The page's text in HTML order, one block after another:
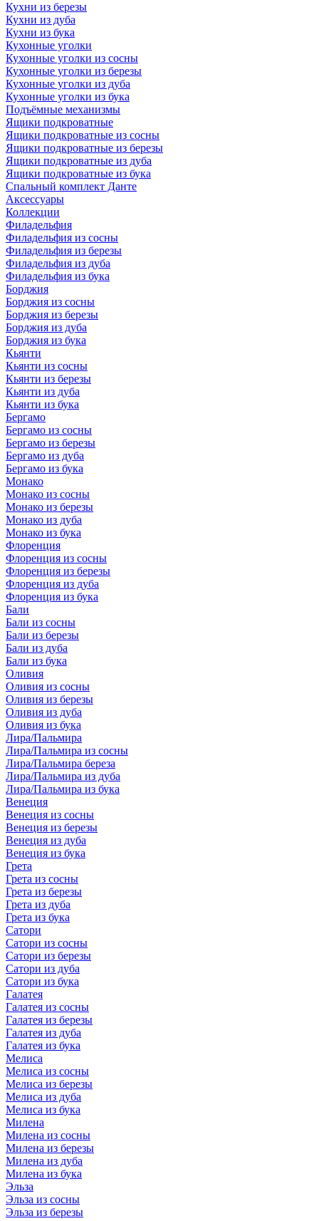
Кухни из березы
Кухни из дуба
Кухни из бука
Кухонные уголки
Кухонные уголки из сосны
Кухонные уголки из березы
Кухонные уголки из дуба
Кухонные уголки из бука
Подъёмные механизмы
Ящики подкроватные
Ящики подкроватные из сосны
Ящики подкроватные из березы
Ящики подкроватные из дуба
Ящики подкроватные из бука
Спальный комплект Данте
Аксессуары
Коллекции
Филадельфия
Филадельфия из сосны
Филадельфия из березы
Филадельфия из дуба
Филадельфия из бука
Борджия
Борджия из сосны
Борджия из березы
Борджия из дуба
Борджия из бука
Кьянти
Кьянти из сосны
Кьянти из березы
Кьянти из дуба
Кьянти из бука
Бергамо
Бергамо из сосны
Бергамо из березы
Бергамо из дуба
Бергамо из бука
Монако
Монако из сосны
Монако из березы
Монако из дуба
Монако из бука
Флоренция
Флоренция из сосны
Флоренция из березы
Флоренция из дуба
Флоренция из бука
Бали
Бали из сосны
Бали из березы
Бали из дуба
Бали из бука
Оливия
Оливия из сосны
Оливия из березы
Оливия из дуба
Оливия из бука
Лира/Пальмира
Лира/Пальмира из сосны
Лира/Пальмира береза
Лира/Пальмира из дуба
Лира/Пальмира из бука
Венеция
Венеция из сосны
Венеция из березы
Венеция из дуба
Венеция из бука
Грета
Грета из сосны
Грета из березы
Грета из дуба
Грета из бука
Сатори
Сатори из сосны
Сатори из березы
Сатори из дуба
Сатори из бука
Галатея
Галатея из сосны
Галатея из березы
Галатея из дуба
Галатея из бука
Мелиса
Мелиса из сосны
Мелиса из березы
Мелиса из дуба
Мелиса из бука
Милена
Милена из сосны
Милена из березы
Милена из дуба
Милена из бука
Эльза
Эльза из сосны
Эльза из березы